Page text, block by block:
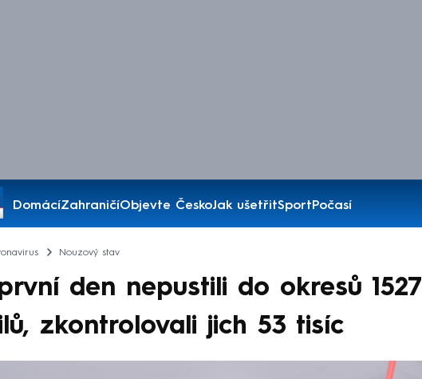
DomácíZahraničíObjevte ČeskoJak ušetřitSportPočasí
Pořady
Nouzový stav
den nepustili do okresů 1527
zkontrolovali jich 53 tisíc